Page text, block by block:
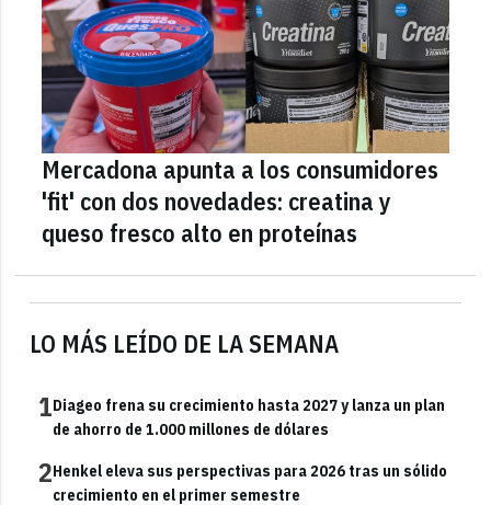
LO MÁS LEÍDO DE LA SEMANA
1Diageo frena su crecimiento hasta 2027 y lanza un plan
de ahorro de 1.000 millones de dólares
2Henkel eleva sus perspectivas para 2026 tras un sólido
crecimiento en el primer semestre
Mercadona apunta a los consumidores
'fit' con dos novedades: creatina y
queso fresco alto en proteínas